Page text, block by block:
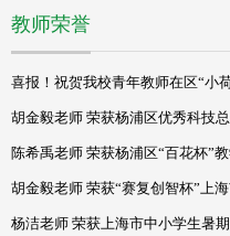
教师荣誉
喜报！祝贺我校青年教师在区“小